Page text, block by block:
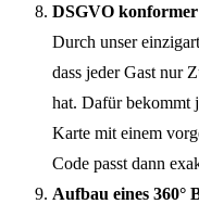
DSGVO
Durch unser
dass jeder Gast nur
hat. Dafür bekommt
Karte mit einem
Code passt dann
Aufbau eines 360°